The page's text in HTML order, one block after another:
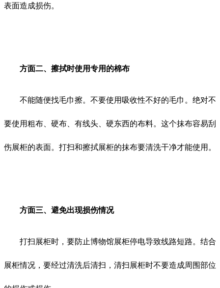
表面造成损伤。
方面二、擦拭时使用专用的棉布
不能随便找毛巾擦。不要使用吸收性不好的毛巾。绝对不
要使用粗布、硬布、有线头、硬东西的布料。这个抹布容易刮
伤展柜的表面。打扫和擦拭展柜的抹布要清洗干净才能使用。
方面三、避免出现损伤情况
打扫展柜时，要防止博物馆展柜停电导致线路短路。结合
展柜情况，要经过清洗后清扫，清扫展柜时不要造成周围部位